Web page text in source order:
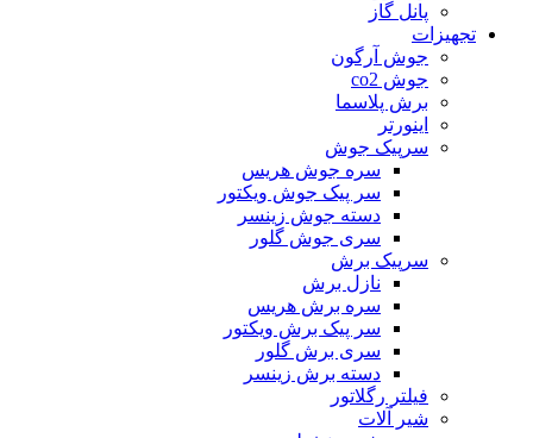
پانل گاز
تجهیزات
جوش آرگون
جوش co2
برش پلاسما
اینورتر
سرپیک جوش
سره جوش هریس
سر پیک جوش ویکتور
دسته جوش زینسر
سری جوش گلور
سرپیک برش
نازل برش
سره برش هریس
سر پیک برش ویکتور
سری برش گلور
دسته برش زینسر
فیلتر رگلاتور
شیر آلات